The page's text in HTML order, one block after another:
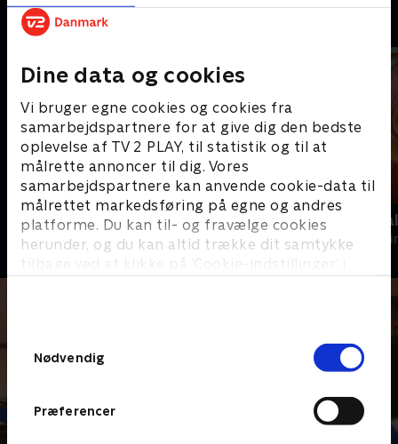
Dine data og cookies
Vi bruger egne cookies og cookies fra
samarbejdspartnere for at give dig den bedste
oplevelse af TV 2 PLAY, til statistik og til at
målrette annoncer til dig. Vores
samarbejdspartnere kan anvende cookie-data til
målrettet markedsføring på egne og andres
platforme. Du kan til- og fravælge cookies
herunder, og du kan altid trække dit samtykke
tilbage ved at klikke på ’Cookie-indstillinger’ i
Nødvendig
Præferencer
Andre så også
Hudson og Rex
Krimi & Spænding • 8 sæsoner
Mord på
Krimi &